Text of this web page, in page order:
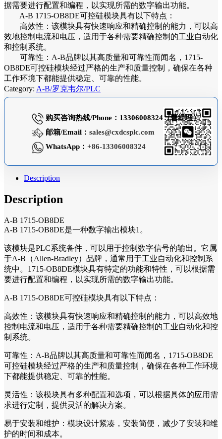
据需要进行配置和编程，以实现所需的数字输出功能。
A-B 1715-OB8DE可控硅模块具有以下特点：
高效性：该模块具有快速响应和精确控制的能力，可以高
效地控制电流和电压，适用于各种需要精确控制的工业自动化
和控制系统。
可靠性：A-B品牌以其高质量和可靠性而闻名，1715-
OB8DE可控硅模块经过严格的生产和质量控制，确保在各种
工作环境下都能提供稳定、可靠的性能。
Category: A-B/罗克韦尔/PLC
购买咨询热线/Phone：13306008324（曹经理）
邮箱/Email： sales@cxdcsplc.com
WhatsApp： +86-13306008324
Description
Description
A-B 1715-OB8DE
A-B 1715-OB8DE是一种数字输出模块1。
该模块是PLC系统备件，可以用于控制数字信号的输出。它属
于A-B（Allen-Bradley）品牌，通常用于工业自动化和控制系
统中。1715-OB8DE模块具有特定的功能和特性，可以根据需
要进行配置和编程，以实现所需的数字输出功能。
A-B 1715-OB8DE可控硅模块具有以下特点：
高效性：该模块具有快速响应和精确控制的能力，可以高效地
控制电流和电压，适用于各种需要精确控制的工业自动化和控
制系统。
可靠性：A-B品牌以其高质量和可靠性而闻名，1715-OB8DE
可控硅模块经过严格的生产和质量控制，确保在各种工作环境
下都能提供稳定、可靠的性能。
灵活性：该模块具有多种配置和选项，可以根据具体的应用需
求进行定制，提供灵活的解决方案。
易于安装和维护：模块设计紧凑，安装简便，减少了安装和维
护的时间和成本。